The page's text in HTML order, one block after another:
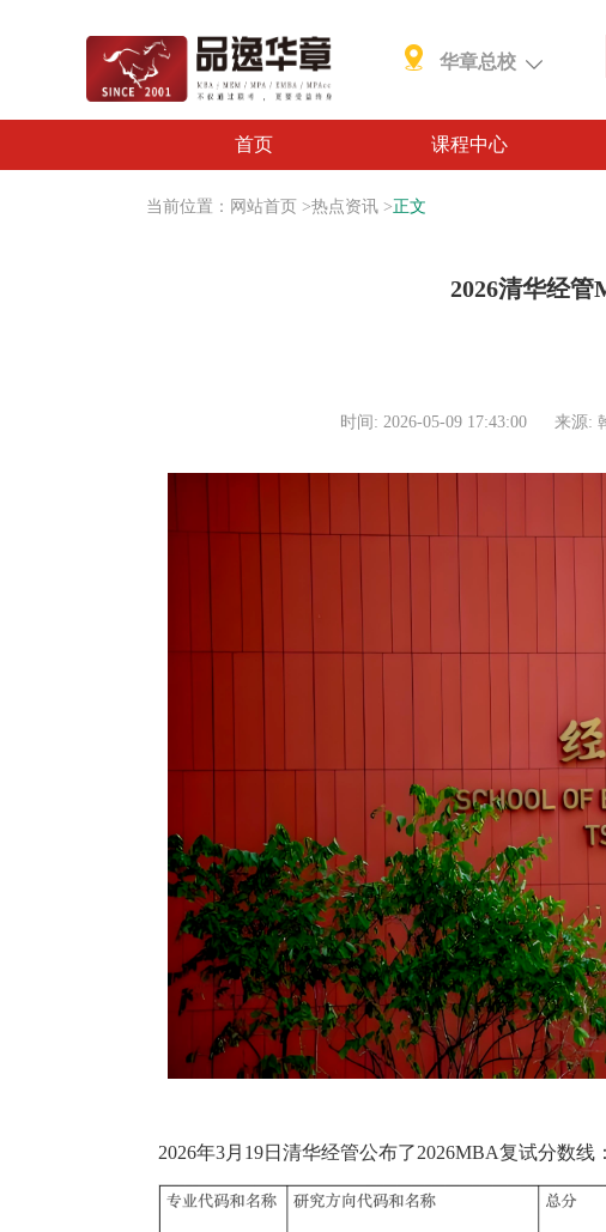
华章总校
首页 课程中心
当前位置： 网站首页 >热点资讯 >正文
2026清华经管
时间: 2026-05-09 17:43:00 来源:
2026年3月19日清华经管公布了2026MBA复试分数线：